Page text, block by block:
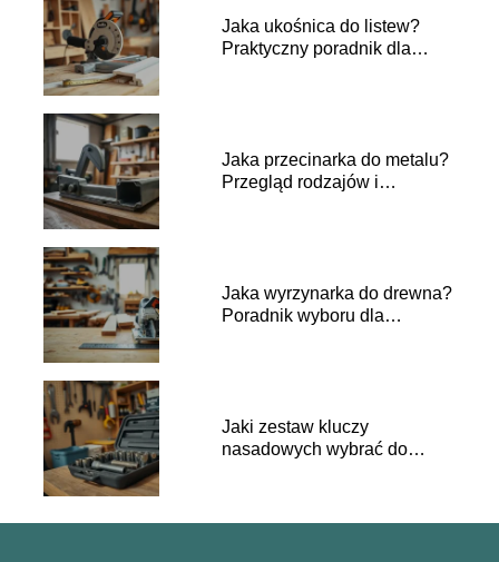
Jaka ukośnica do listew?
Praktyczny poradnik dla
Jaka przecinarka do metalu?
Przegląd rodzajów i
Jaka wyrzynarka do drewna?
Poradnik wyboru dla
Jaki zestaw kluczy
nasadowych wybrać do